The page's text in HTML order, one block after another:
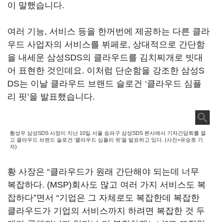
이 말했습니다.
여러 기능, 서비스 등을 한꺼번에 제공하는 다른 클라
우드 사업자의 서비스를 뷔페로, 상대적으로 간단함
을 내세운 삼성SDS의 클라우드를 김치찌개로 빗대
어 표현한 것인데요. 이처럼 단순함을 강조한 삼성S
DS는 이날 클라우드 브랜드 슬로건 ‘클라우드 심플
리 핏’을 발표했습니다.
황성우 삼성SDS 사장이 지난 10일 서울 송파구 삼성SDS 본사에서 기자간담회를 열
고 클라우드 브랜드 슬로건 ‘클라우드 심플리 핏’을 발표하고 있다. (사진=유승호 기
자)
황 사장은 “클라우드가 원래 간단해야 되는데 너무
복잡하다. (MSP)회사도 많고 여러 가지 서비스도 복
잡하다”면서 “기업은 그 자체로도 복잡한데 복잡한
클라우드가 기업의 서비스까지 하려면 복잡한 것 두